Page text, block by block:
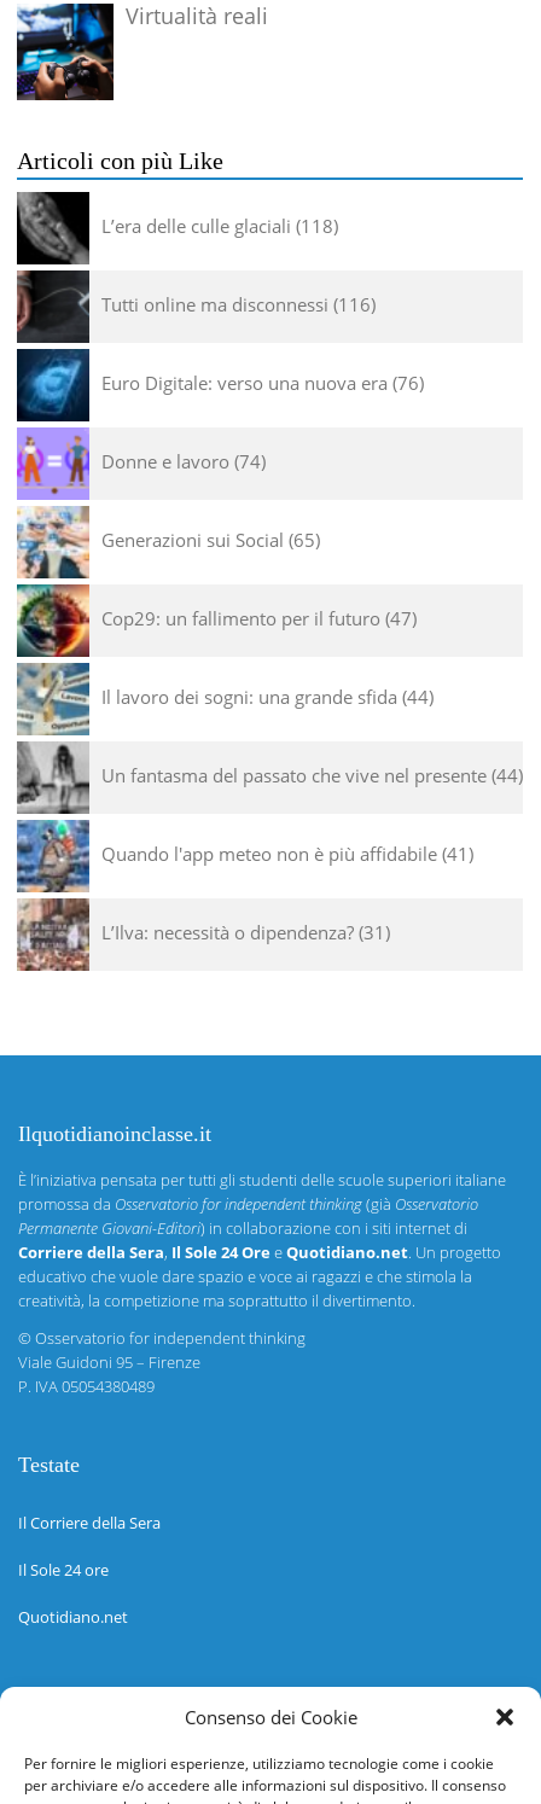
Consenso dei Cookie
Per fornire le migliori esperienze, utilizziamo tecnologie come i cookie
per archiviare e/o accedere alle informazioni sul dispositivo. Il consenso
Virtualità reali
Articoli con più Like
L’era delle culle glaciali 118
Tutti online ma disconnessi 116
Euro Digitale: verso una nuova era 76
Donne e lavoro 74
Generazioni sui Social 65
Cop29: un fallimento per il futuro 47
Il lavoro dei sogni: una grande sfida 44
Un fantasma del passato che vive nel presente 44
Quando l'app meteo non è più affidabile 41
L’Ilva: necessità o dipendenza? 31
Ilquotidianoinclasse.it
È l’iniziativa pensata per tutti gli studenti delle scuole superiori italiane
promossa da Osservatorio for independent thinking(già Osservatorio
Permanente Giovani-Editori) in collaborazione con i siti internet di
Corriere della Sera, Il Sole 24 OreeQuotidiano.net. Un progetto
educativo che vuole dare spazio e voce ai ragazzi e che stimola la
creatività, la competizione ma soprattutto il divertimento.
©Osservatorio for independent thinking
Viale Guidoni 95 – Firenze
P. IVA 05054380489
Testate
Il Corriere della Sera
Il Sole 24 ore
Quotidiano.net
Informazioni
Help desk